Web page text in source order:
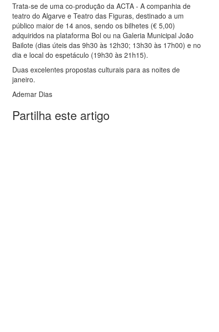
Trata-se de uma co-produção da ACTA - A companhia de
teatro do Algarve e Teatro das Figuras, destinado a um
público maior de 14 anos, sendo os bilhetes (€ 5,00)
adquiridos na plataforma Bol ou na Galeria Municipal João
Bailote (dias úteis das 9h30 às 12h30; 13h30 às 17h00) e no
dia e local do espetáculo (19h30 às 21h15).
Duas excelentes propostas culturais para as noites de
janeiro.
Ademar Dias
Partilha este artigo